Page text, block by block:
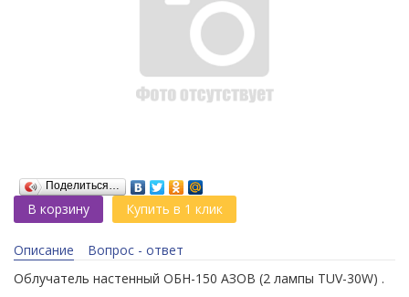
Поделиться…
В корзину Купить в 1 клик
Описание
Вопрос - ответ
Облучатель настенный ОБН-150 АЗОВ (2 лампы TUV-30W) .